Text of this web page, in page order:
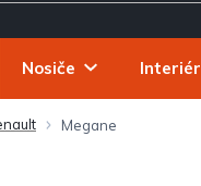
Nosiče Interiér
Megane